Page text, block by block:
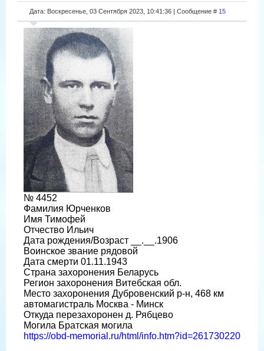
Дата: Воскресенье, 03 Сентября 2023, 10:41:36 | Сообщение # 15
№ 4452
Фамилия Юрченков
Имя Тимофей
Отчество Ильич
Дата рождения/Возраст __.__.1906
Воинское звание рядовой
Дата смерти 01.11.1943
Страна захоронения Беларусь
Регион захоронения Витебская обл.
Место захоронения Дубровенский р-н, 468 км
автомагистраль Москва - Минск
Откуда перезахоронен д. Рябцево
Могила Братская могила
https://obd-memorial.ru/html/info.htm?id=261730220